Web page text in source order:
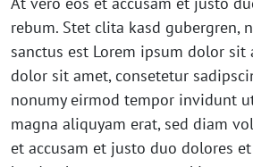
rebum. Stet clita kasd gubergren,
sanctus est Lorem ipsum dolor sit
dolor sit amet, consetetur
nonumy eirmod tempor invidunt
magna aliquyam erat, sed diam
et accusam et justo duo dolores